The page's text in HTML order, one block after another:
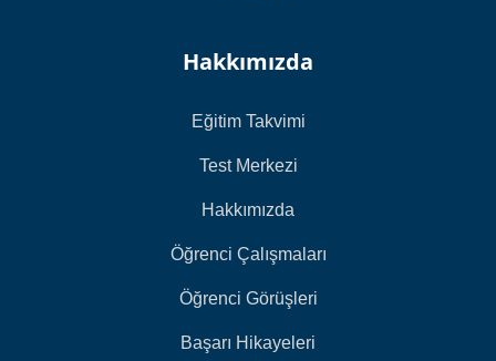
Hakkımızda
Eğitim Takvimi
Test Merkezi
Hakkımızda
Öğrenci Çalışmaları
Öğrenci Görüşleri
Başarı Hikayeleri